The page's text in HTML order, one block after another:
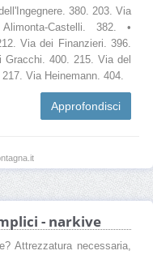
380. 203. Via
Castelli. 382. •
Via dei Finanzieri. 396.
400. 215. Via del
Via Heinemann. 404.
Approfondisci
- narkive
Attrezzatura necessaria,